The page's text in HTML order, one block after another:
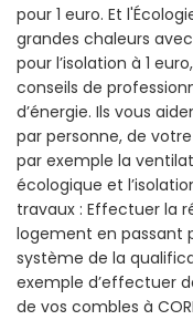
pour 1 euro. Et
grandes chaleurs avec
pour l’isolation à 1
conseils de
d’énergie. Ils vous
par personne, de
par exemple la
écologique et
travaux : Effectuer la
logement en passant
système de la
exemple d’effectuer
de vos combles à